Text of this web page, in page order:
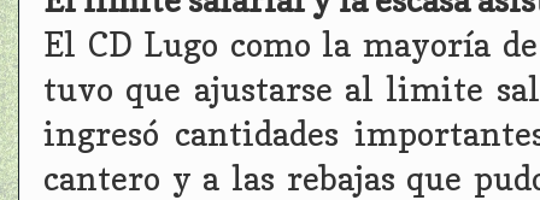
El CD Lugo como la mayoría
tuvo que ajustarse al limite
ingresó cantidades
cantero y a las rebajas que